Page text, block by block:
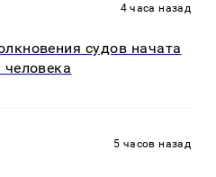
4 часа назад
судов начата
5 часов назад